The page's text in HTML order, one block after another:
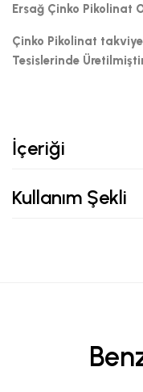
Ersağ Çinko Pikolinat
Çinko Pikolinat
Tesislerinde
İçeriği
Kullanım Şekli